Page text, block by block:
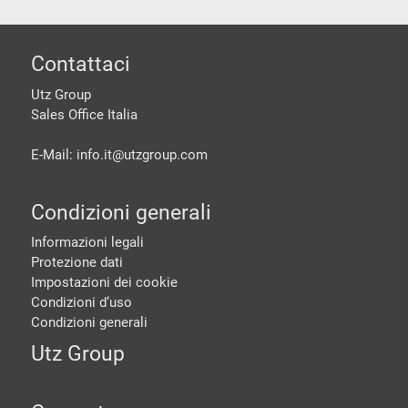
piè di pagine
Contattaci
Utz Group
Sales Office Italia
E-Mail: info.it@utzgroup.com
Condizioni generali
Informazioni legali
Protezione dati
Impostazioni dei cookie
Condizioni d‘uso
Condizioni generali
Utz Group